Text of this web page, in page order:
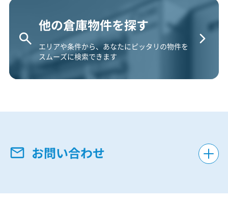
他の倉庫物件を探す
エリアや条件から、あなたにピッタリの物件を
スムーズに検索できます
お問い合わせ